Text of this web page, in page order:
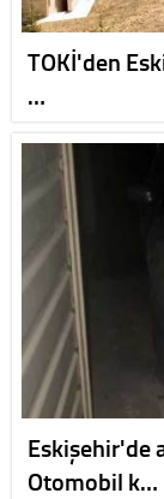
TOKİ'den
…
Eskişehir'de
Otomobil k…